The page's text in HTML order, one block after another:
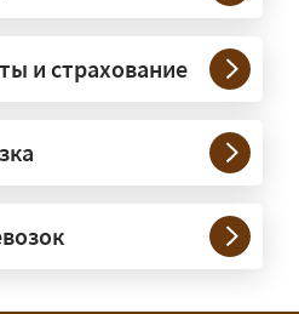
подбираем
и вес груза.
в машинах
от габаритов
это определяется
и страхование